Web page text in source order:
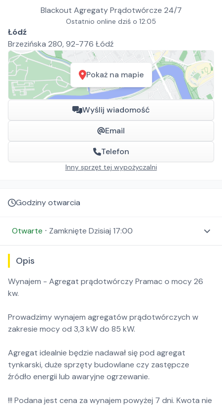
Blackout Agregaty Prądotwórcze 24/7
Ostatnio online dziś o 12:05
Łódź
Brzezińska 280, 92-776 Łódź
Pokaż na mapie
Wyślij wiadomość
Email
Telefon
Inny sprzęt tej wypożyczalni
Godziny otwarcia
Otwarte ⋅ Zamknięte Dzisiaj 17:00
Opis
Wynajem - Agregat prądotwórczy Pramac o mocy 26
kw.
Prowadzimy wynajem agregatów prądotwórczych w
zakresie mocy od 3,3 kW do 85 kW.
Agregat idealnie będzie nadawał się pod agregat
tynkarski, duże sprzęty budowlane czy zastępcze
źródło energii lub awaryjne ogrzewanie.
!!! Podana jest cena za wynajem powyżej 7 dni. Kwota nie